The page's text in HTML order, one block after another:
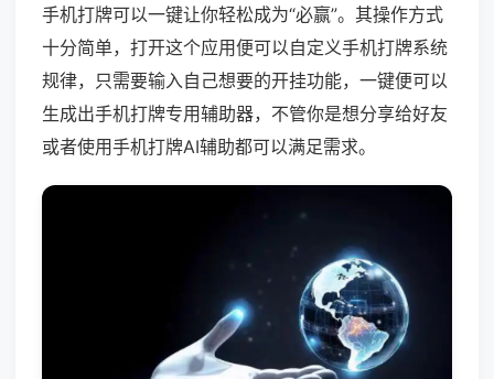
手机打牌可以一键让你轻松成为“必赢”。其操作方式
十分简单，打开这个应用便可以自定义手机打牌系统
规律，只需要输入自己想要的开挂功能，一键便可以
生成出手机打牌专用辅助器，不管你是想分享给好友
或者使用手机打牌AI辅助都可以满足需求。